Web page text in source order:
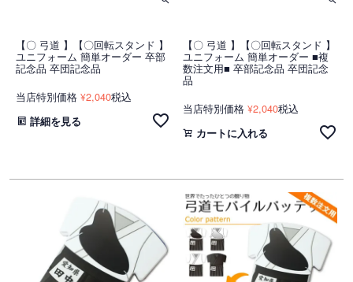
【〇 弓道 】【〇回転スタンド 】
ユニフォーム 簡単オーダー 卒部
記念品 卒団記念品
当店特別価格 ¥2,040税込
詳細を見る
【〇 弓道 】【〇回転スタンド 】
ユニフォーム 簡単オーダー ■複
数注文用■ 卒部記念品 卒団記念
品
当店特別価格 ¥2,040税込
カートに入れる